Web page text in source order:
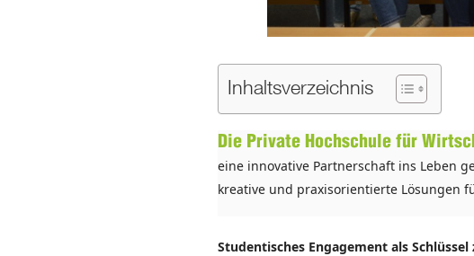
Inhaltsverzeichnis
Die Private Hochschule für
eine innovative Partnerschaft ins Leben
kreative und praxisorientierte Lösungen
Studentisches Engagement als